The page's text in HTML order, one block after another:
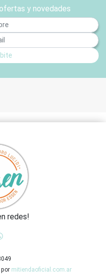
y novedades
redes!
por mitiendaoficial.com.ar